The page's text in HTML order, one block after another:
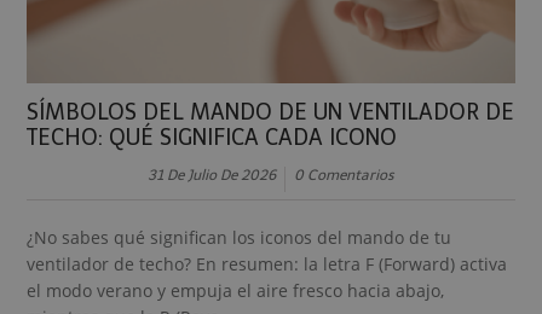
SÍMBOLOS DEL MANDO DE UN VENTILADOR DE
TECHO: QUÉ SIGNIFICA CADA ICONO
31 De Julio De 2026 0 Comentarios
¿No sabes qué significan los iconos del mando de tu
ventilador de techo? En resumen: la letra F (Forward) activa
el modo verano y empuja el aire fresco hacia abajo,